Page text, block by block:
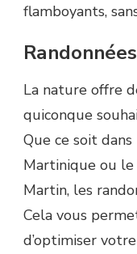
flamboyants,
La nature offre
quiconque
Que ce soit
Martinique ou
Martin, les
Cela vous
d’optimiser